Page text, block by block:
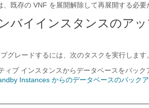
既存の VNF を展開解除して再展開する必要
バイインスタンスのアッ
グレードするには、次のタスクを実行します。
ィブ インスタンスからデータベースをバック
Instances からのデータベースのバック